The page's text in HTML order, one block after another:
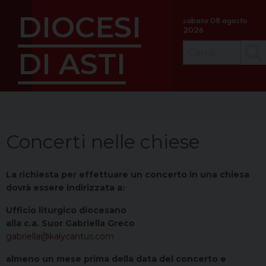
c
sabato 08 agosto
2026
DIOCESI
DI ASTI
Concerti nelle chiese
La richiesta per effettuare un concerto in una chiesa
dovrà essere indirizzata a:
Ufficio liturgico diocesano
alla c.a. Suor Gabriella Greco
gabriella@kalycantus.com
almeno un mese prima della data del concerto e